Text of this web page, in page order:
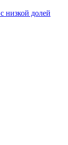
низкой долей